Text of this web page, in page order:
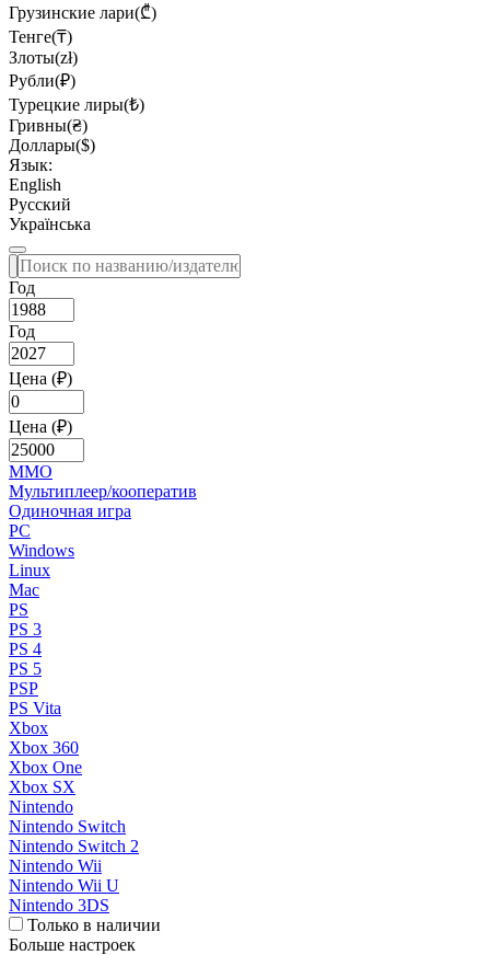
Грузинские лари(₾)
Тенге(₸)
Злоты(zł)
Рубли(₽)
Турецкие лиры(₺)
Гривны(₴)
Доллары($)
Язык:
English
Русский
Українська
Год
Год
Цена (₽)
Цена (₽)
MMO
Мультиплеер/кооператив
Одиночная игра
PC
Windows
Linux
Mac
PS
PS 3
PS 4
PS 5
PSP
PS Vita
Xbox
Xbox 360
Xbox One
Xbox SX
Nintendo
Nintendo Switch
Nintendo Switch 2
Nintendo Wii
Nintendo Wii U
Nintendo 3DS
Только в наличии
Больше настроек